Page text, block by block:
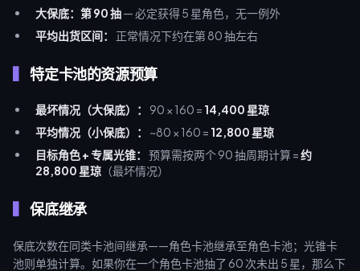
大保底：第 90 抽— 必定获得 5 星角色，无一例外
平均出货区间：
正常情况下约在第 80 抽左右
特定卡池的资源预算
最坏情况（大保底）： 90 × 160 = 14,400 星琼
平均情况（小保底）：
~80 × 160 = 12,800 星琼
目标角色 + 专属光锥：
预算需按两个 90 抽周期计算 =约
28,800 星琼 （最坏情况）
保底继承
保底次数在同类卡池间继承——角色卡池继承至角色卡池；光锥卡
池则单独计算。如果你在一个角色卡池抽了 60 次未出 5 星，那么下